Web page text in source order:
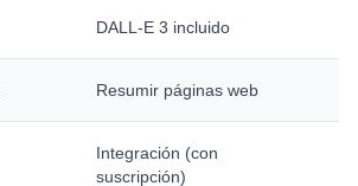
DALL-E 3 incluido
Resumir páginas web
Integración (con
suscripción)